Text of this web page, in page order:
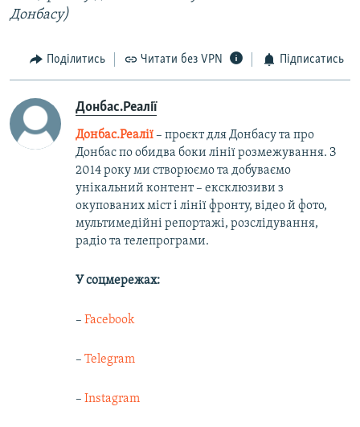
Донбасу)
Поділитись Читати без VPN Підписатись
Донбас.Реалії
Донбас.Реалії– проєкт для Донбасу та про
Донбас по обидва боки лінії розмежування. З
2014 року ми створюємо та добуваємо
унікальний контент – ексклюзиви з
окупованих міст і лінії фронту, відео й фото,
мультимедійні репортажі, розслідування,
радіо та телепрограми.
У соцмережах:
– Facebook
– Telegram
– Instagram